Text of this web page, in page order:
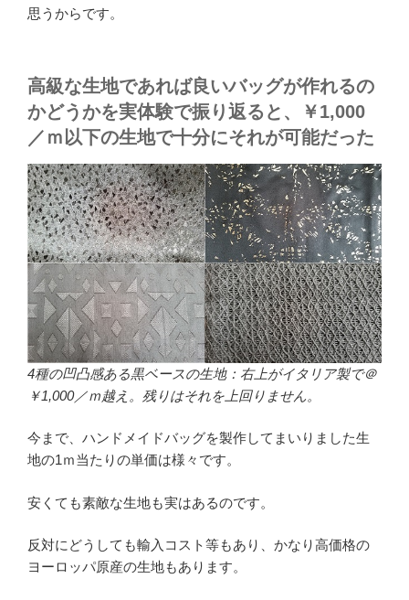
思うからです。
高級な生地であれば良いバッグが作れるの
かどうかを実体験で振り返ると、￥1,000
／ｍ以下の生地で十分にそれが可能だった
4種の凹凸感ある黒ベースの生地：右上がイタリア製で＠
￥1,000／ｍ越え。残りはそれを上回りません。
今まで、ハンドメイドバッグを製作してまいりました生
地の1ｍ当たりの単価は様々です。
安くても素敵な生地も実はあるのです。
反対にどうしても輸入コスト等もあり、かなり高価格の
ヨーロッパ原産の生地もあります。